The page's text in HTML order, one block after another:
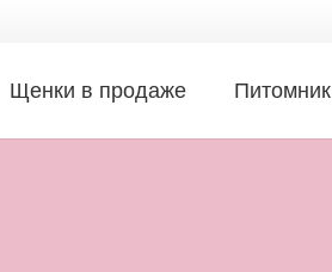
Щенки в продаже Питомник